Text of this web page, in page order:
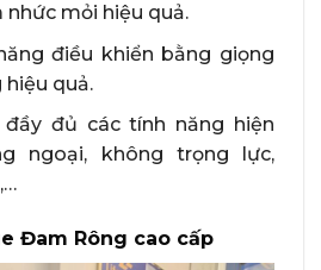
nhức mỏi hiệu quả.
điều khiển bằng giọng
quả.
đủ các tính năng hiện
ngoại, không trọng lực,
Đam Rông cao cấp